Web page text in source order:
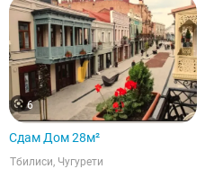
6
Сдам Дом 28м²
Тбилиси, Чугурети